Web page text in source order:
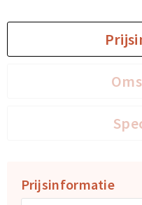
Prijsinformatie